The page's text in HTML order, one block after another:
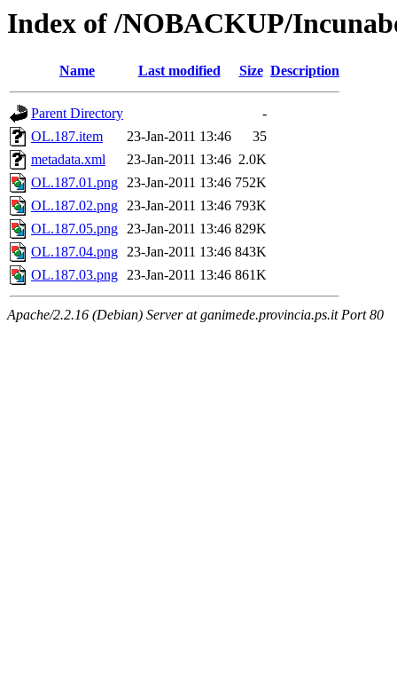
Index of /NOBACKUP/
Name Last modified Size Description
Parent Directory
-
OL.187.item
23-Jan-2011 13:46
35
metadata.xml
23-Jan-2011 13:46 2.0K
OL.187.01.png 23-Jan-2011 13:46 752K
OL.187.02.png 23-Jan-2011 13:46 793K
OL.187.05.png 23-Jan-2011 13:46 829K
OL.187.04.png 23-Jan-2011 13:46 843K
OL.187.03.png 23-Jan-2011 13:46 861K
Apache/2.2.16 (Debian) Server at ganimede.provincia.ps.it Port 80